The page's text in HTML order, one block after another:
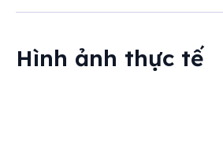
Hình ảnh thực tế